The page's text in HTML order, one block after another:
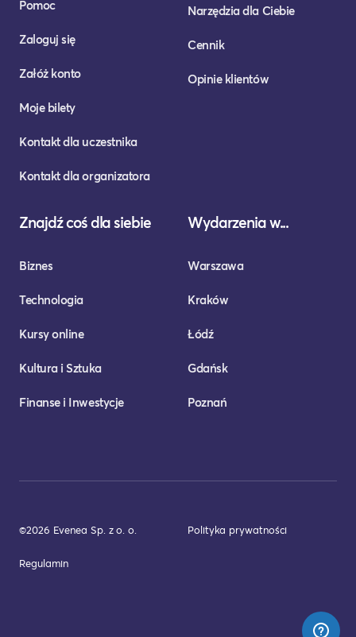
Pomoc
Zaloguj się
Załóż konto
Moje bilety
Kontakt dla uczestnika
Kontakt dla organizatora
Narzędzia dla Ciebie
Cennik
Opinie klientów
Znajdź coś dla siebie
Biznes
Technologia
Kursy online
Kultura i Sztuka
Finanse i Inwestycje
Wydarzenia w...
Warszawa
Kraków
Łódź
Gdańsk
Poznań
©2026 Evenea Sp. z o. o. Polityka prywatności
Regulamin